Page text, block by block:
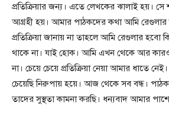
প্রতিক্রিয়ার জন্য। এতে লেখকের ঝালাই হয়।
আগ্রহী হয়। আমার পাঠকদের কথা আমি
প্রতিক্রিয়া জানায় না তাহলে আমি রেগুলার
থাকে না। যাই হোক। আমি এখন থেকে আর
না। চেয়ে চেয়ে প্রতিক্রিয়া নেয়া আমার ধাতে
চেয়েছি নিরুপায় হয়ে। আজ থেকে সব বন্ধ।
তাদের সুস্থতা কামনা করছি। ধন্যবাদ আমার